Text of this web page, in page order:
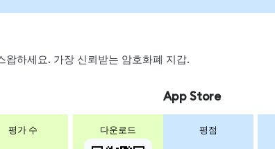
하세요. 가장 신뢰받는 암호화폐 지갑.
평가 수 다운로드
App Store
평점